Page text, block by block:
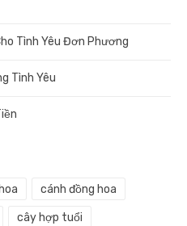
Tình Yêu Đơn Phương
Tình Yêu
cánh đồng hoa
cây hợp tuổi